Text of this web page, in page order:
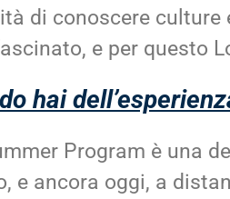
di conoscere
e per questo
hai
Program è una
e ancora oggi, a